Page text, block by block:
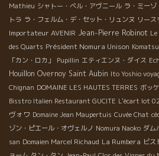
Mathieu シャトー・ベル・アヴニール ラ・ミー
トラ ラ・フェルム・デ・セット・リュンヌ リース
Importateur AVENIR Jean-Pierre Robinot
des Quarts Président Nomura Unison
「カン・ロカ」
Pupillin エティエンヌ・ダイス
Houillon Overnoy Saint Aubin Ito Yoshio
Chignan DOMAINE LES HAUTES TERRES ボッ
Bisstro Italien Restaurant GUCITE L'écart lot
ヴォワ Domaine Jean Maupertuis Cuvée Chat
ゾン・ピエール・オヴェルノ Nomura Naoko ダム
san Domaien Marcel Richaud La Rumbera ビス